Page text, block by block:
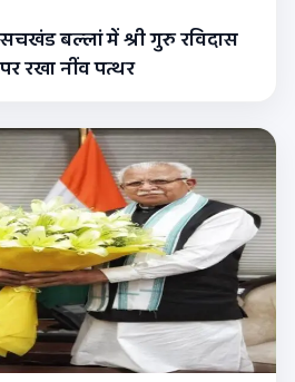
बल्लां में श्री गुरु रविदास
रखा नींव पत्थर